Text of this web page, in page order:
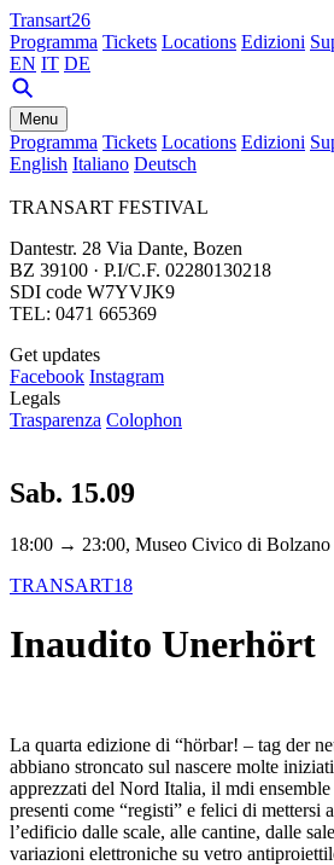
Transart26
Programma Tickets Locations Edizioni
EN IT DE
Menu
Programma Tickets Locations Edizioni
English Italiano Deutsch
TRANSART FESTIVAL
Dantestr. 28 Via Dante, Bozen
BZ 39100 · P.I/C.F. 02280130218
SDI code W7YVJK9
TEL: 0471 665369
Get updates
Facebook Instagram
Legals
Trasparenza Colophon
Sab. 15.09
18:00 → 23:00, Museo Civico di Bolzano
TRANSART18
Inaudito Unerhört
La quarta edizione di “hörbar! – tag der
abbiano stroncato sul nascere molte
apprezzati del Nord Italia, il mdi
presenti come “registi” e felici di mettersi
l’edificio dalle scale, alle cantine, dalle
variazioni elettroniche su vetro